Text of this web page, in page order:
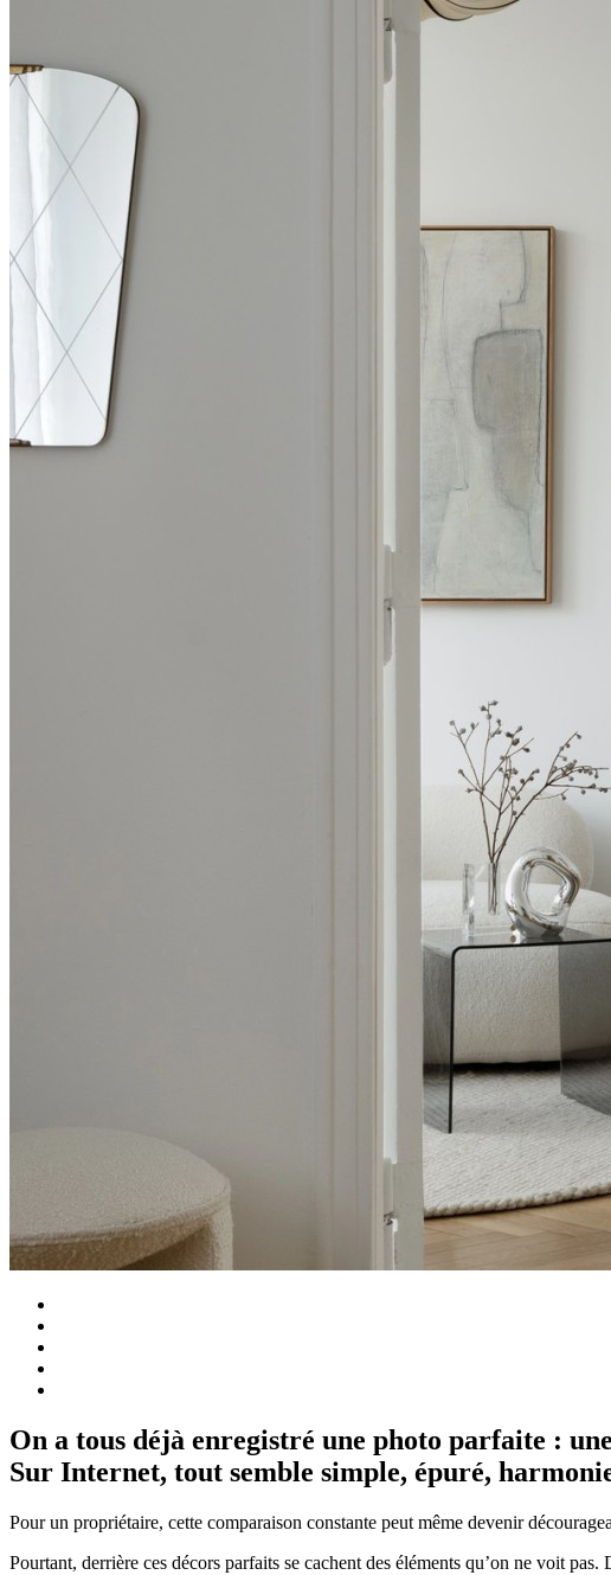
On a tous déjà enregistré une photo parfaite :
Sur Internet, tout semble simple, épuré,
Pour un propriétaire, cette comparaison constante peut même devenir
Pourtant, derrière ces décors parfaits se cachent des éléments qu’on ne voit